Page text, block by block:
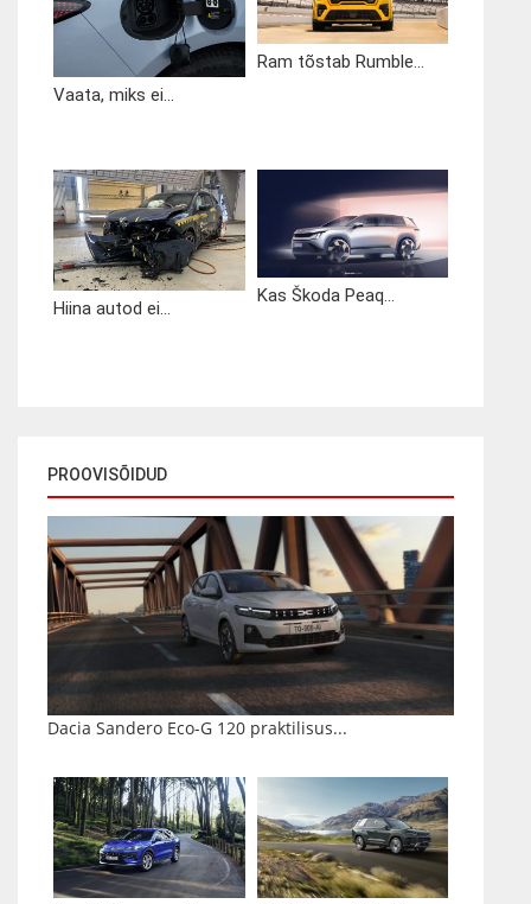
Vaata, miks ei...
Ram tõstab Rumble...
Hiina autod ei...
Kas Škoda Peaq...
PROOVISÕIDUD
Dacia Sandero Eco-G 120 praktilisus...